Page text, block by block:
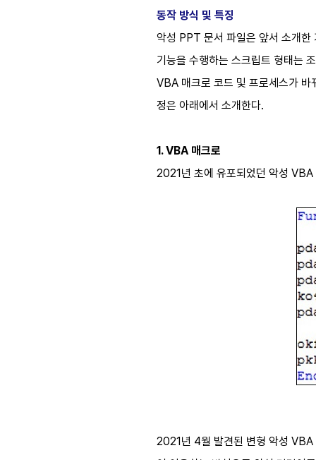
동작 방식 및 특징
악성 PPT 문서 파일은 앞서 소개한
기능을 수행하는 스크립트 형태는
VBA 매크로 코드 및 프로세스가 바
정은 아래에서 소개한다.
1. VBA 매크로
2021년 초에 유포되었던 악성
2021년 4월 발견된 변형 악성